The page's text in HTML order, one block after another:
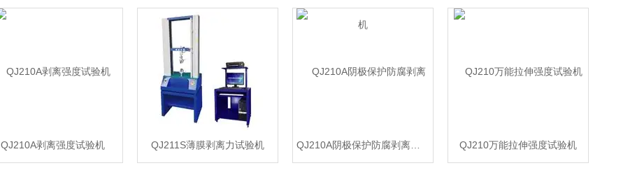
QJ210A剥离强度试验机 QJ211S薄膜剥离力试验机 QJ210万能拉伸强度试验机